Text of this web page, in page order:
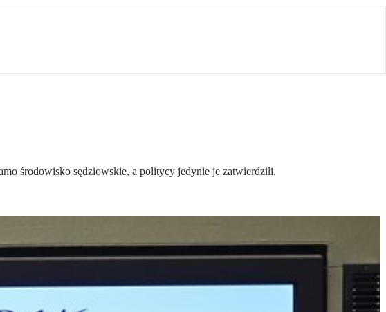
środowisko sędziowskie, a politycy jedynie je zatwierdzili.